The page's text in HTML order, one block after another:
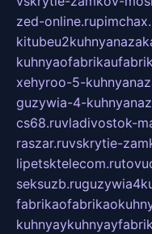
zed-online.ru
xehyroo-5-
guzywia-4-
cs68.ruvladivostok-
raszar.ruvskrytie-
lipetsktelecom.ru
seksuzb.ru